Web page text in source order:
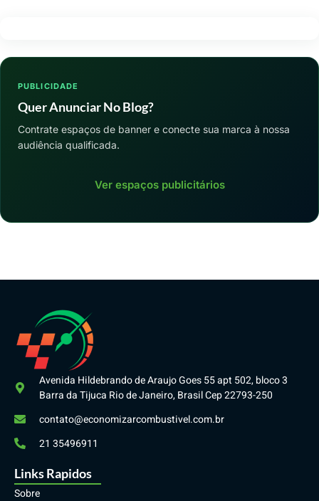
PUBLICIDADE
Quer Anunciar No Blog?
Contrate espaços de banner e conecte sua marca à nossa
audiência qualificada.
Ver espaços publicitários
Avenida Hildebrando de Araujo Goes 55 apt 502, bloco 3
Barra da Tijuca Rio de Janeiro, Brasil Cep 22793-250
contato@economizarcombustivel.com.br
21 35496911
Links Rapidos
Sobre